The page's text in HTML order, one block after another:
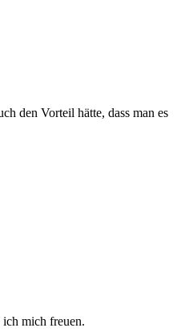
den Vorteil hätte, dass man es
mich freuen.